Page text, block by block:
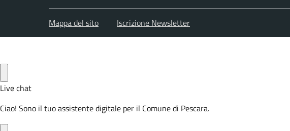
Mappa del sito Iscrizione Newsletter